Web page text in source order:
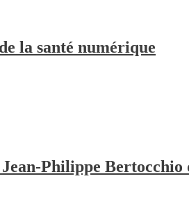
la santé numérique
Philippe Bertocchio